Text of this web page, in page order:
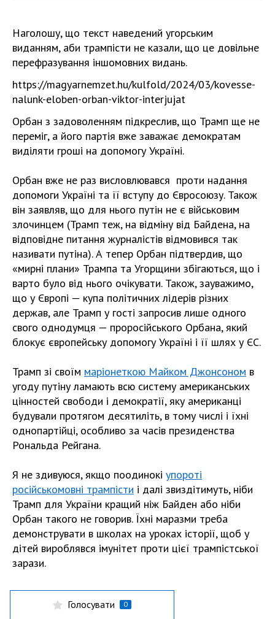
Наголошу, що текст наведений угорським
виданням, аби трампісти не казали, що це довільне
перефразування іншомовних видань.
https://magyarnemzet.hu/kulfold/2024/03/kovesse-
nalunk-eloben-orban-viktor-interjujat
Орбан з задоволенням підкреслив, що Трамп ще не
переміг, а його партія вже заважає демократам
виділяти гроші на допомогу Україні.
Орбан вже не раз висловлювався проти надання
допомоги Україні та її вступу до Євросоюзу. Також
він заявляв, що для нього путін не є військовим
злочинцем (Трамп теж, на відміну від Байдена, на
відповідне питання журналістів відмовився так
називати путіна). А тепер Орбан підтвердив, що
«мирні плани» Трампа та Угорщини збігаються, що і
варто було від нього очікувати. Також, зауважимо,
що у Європі — купа політичних лідерів різних
держав, але Трамп у гості запросив лише одного
свого однодумця — проросійського Орбана, який
блокує європейську допомогу Україні і її шлях у ЄС.
Трамп зі своїм маріонеткою Майком Джонсоном в
угоду путіну ламають всю систему американських
цінностей свободи і демократії, яку американці
будували протягом десятиліть, в тому числі і їхні
однопартійці, особливо за часів президенства
Рональда Рейгана.
Я не здивуюся, якщо поодинокі упороті
російськомовні трампісти і далі звиздітимуть, ніби
Трамп для України кращий ніж Байден або ніби
Орбан такого не говорив. Їхні маразми треба
демонструвати в школах на уроках історії, щоб у
дітей вироблявся імунітет проти цієї трампістської
зарази.
Голосувати 0